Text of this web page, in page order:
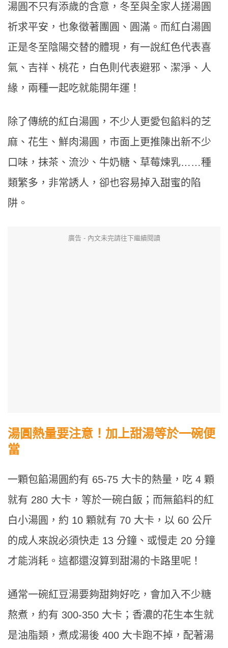
湯圓不只有添歲的含意，冬至與全家人搓湯圓
祈求平安，也象徵著團圓、圓滿。而紅白湯圓
正是冬至陰陽交替的體現，有一說紅色代表喜
氣、吉祥、桃花，白色則代表避邪、潔淨、人
緣，兩種一起吃就能開年運！
除了傳統的紅白湯圓，不少人更愛包餡料的芝
麻、花生、鮮肉湯圓，市面上更推陳出新不少
口味，抹茶、流沙、牛奶糖、草莓煉乳……種
類繁多，非常誘人，卻也容易掉入甜蜜的陷
阱。
廣告 - 內文未完請往下繼續閱讀
湯圓熱量要注意！加上甜湯等於一碗便
當
一顆包餡湯圓約有 65-75 大卡的熱量，吃 4 顆
就有 280 大卡，等於一碗白飯；而無餡料的紅
白小湯圓，約 10 顆就有 70 大卡，以 60 公斤
的成人來說必須快走 13 分鐘、或慢走 20 分鐘
才能消耗。這都還沒算到甜湯的卡路里呢！
通常一碗紅豆湯要夠甜夠好吃，會加入不少糖
熬煮，約有 300-350 大卡；香濃的花生本生就
是油脂類，煮成湯後 400 大卡跑不掉，配著湯